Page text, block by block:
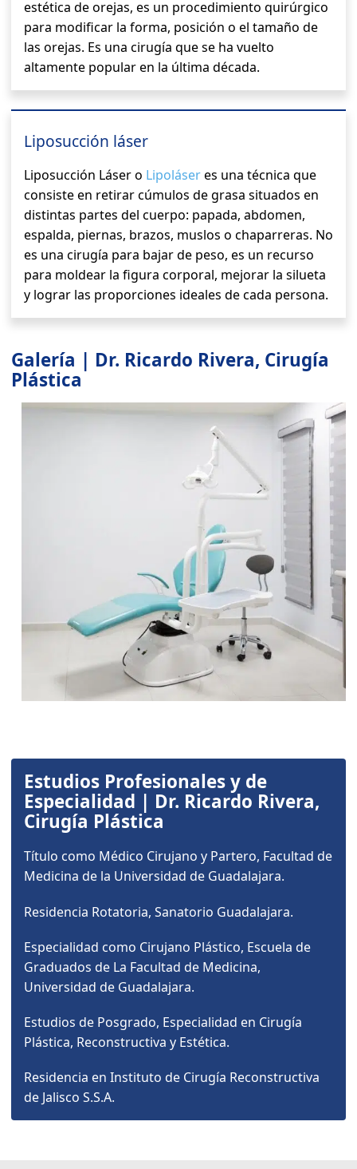
estética de orejas, es un procedimiento quirúrgico
para modificar la forma, posición o el tamaño de
las orejas. Es una cirugía que se ha vuelto
altamente popular en la última década.
Liposucción láser
Liposucción Láser o Lipoláseres una técnica que
consiste en retirar cúmulos de grasa situados en
distintas partes del cuerpo: papada, abdomen,
espalda, piernas, brazos, muslos o chaparreras. No
es una cirugía para bajar de peso, es un recurso
para moldear la figura corporal, mejorar la silueta
y lograr las proporciones ideales de cada persona.
Galería | Dr. Ricardo Rivera, Cirugía
Plástica
Estudios Profesionales y de
Especialidad | Dr. Ricardo Rivera,
Cirugía Plástica
Título como Médico Cirujano y Partero, Facultad de
Medicina de la Universidad de Guadalajara.
Residencia Rotatoria, Sanatorio Guadalajara.
Especialidad como Cirujano Plástico, Escuela de
Graduados de La Facultad de Medicina,
Universidad de Guadalajara.
Estudios de Posgrado, Especialidad en Cirugía
Plástica, Reconstructiva y Estética.
Residencia en Instituto de Cirugía Reconstructiva
de Jalisco S.S.A.